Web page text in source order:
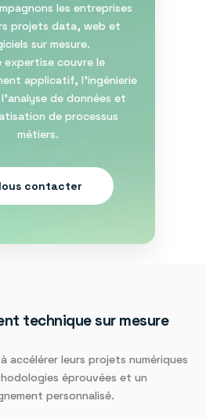
les entreprises
projets data, web et
sur mesure.
expertise couvre le
applicatif, l’ingénierie
de données et
de processus
métiers.
contacter
technique sur mesure​
accélérer leurs projets numériques
éprouvées et un
personnalisé.